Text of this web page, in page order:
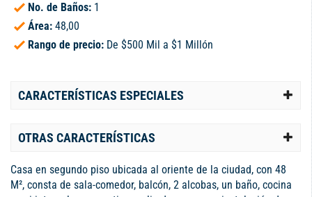
No. de Baños: 1
Área: 48,00
Rango de precio: De $500 Mil a $1 Millón
CARACTERÍSTICAS ESPECIALES
OTRAS CARACTERÍSTICAS
Casa en segundo piso ubicada al oriente de la ciudad, con 48
M², consta de sala-comedor, balcón, 2 alcobas, un baño, cocina